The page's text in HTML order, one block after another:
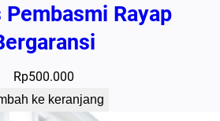
Rayap
Rp500.000
ke keranjang